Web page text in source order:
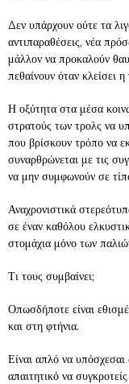
Δεν υπάρχουν ούτε τα
αντιπαραθέσεις, νέα
μάλλον να προκαλούν
πεθαίνουν όταν κλείσει
Η οξύτητα στα μέσα
στρατούς των τρολς να
που βρίσκουν τρόπο να
συναρθρώνεται με τις
να μην συμφωνούν σε
Αναχρονιστικά
σε έναν καθόλου
στομάχια μόνο των
Τι τους συμβαίνει;
Οπωσδήποτε είναι
και στη φτήνια.
Είναι απλό να υπόσχεσαι
απαιτητικό να